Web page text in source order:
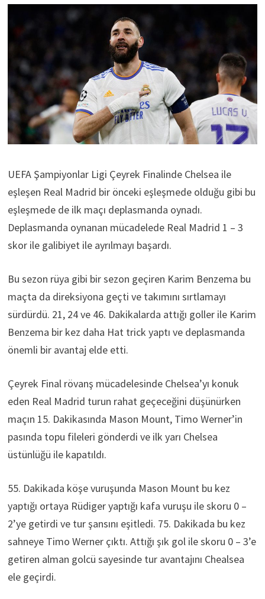
UEFA Şampiyonlar Ligi Çeyrek Finalinde Chelsea ile
eşleşen Real Madrid bir önceki eşleşmede olduğu gibi bu
eşleşmede de ilk maçı deplasmanda oynadı.
Deplasmanda oynanan mücadelede Real Madrid 1 – 3
skor ile galibiyet ile ayrılmayı başardı.
Bu sezon rüya gibi bir sezon geçiren Karim Benzema bu
maçta da direksiyona geçti ve takımını sırtlamayı
sürdürdü. 21, 24 ve 46. Dakikalarda attığı goller ile Karim
Benzema bir kez daha Hat trick yaptı ve deplasmanda
önemli bir avantaj elde etti.
Çeyrek Final rövanş mücadelesinde Chelsea’yı konuk
eden Real Madrid turun rahat geçeceğini düşünürken
maçın 15. Dakikasında Mason Mount, Timo Werner’in
pasında topu fileleri gönderdi ve ilk yarı Chelsea
üstünlüğü ile kapatıldı.
55. Dakikada köşe vuruşunda Mason Mount bu kez
yaptığı ortaya Rüdiger yaptığı kafa vuruşu ile skoru 0 –
2’ye getirdi ve tur şansını eşitledi. 75. Dakikada bu kez
sahneye Timo Werner çıktı. Attığı şık gol ile skoru 0 – 3’e
getiren alman golcü sayesinde tur avantajını Chealsea
ele geçirdi.